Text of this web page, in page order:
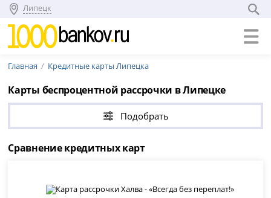
Липецк
Главная Кредитные карты Липецка
Карты беспроцентной рассрочки в Липецке
Подобрать
Сравнение кредитных карт